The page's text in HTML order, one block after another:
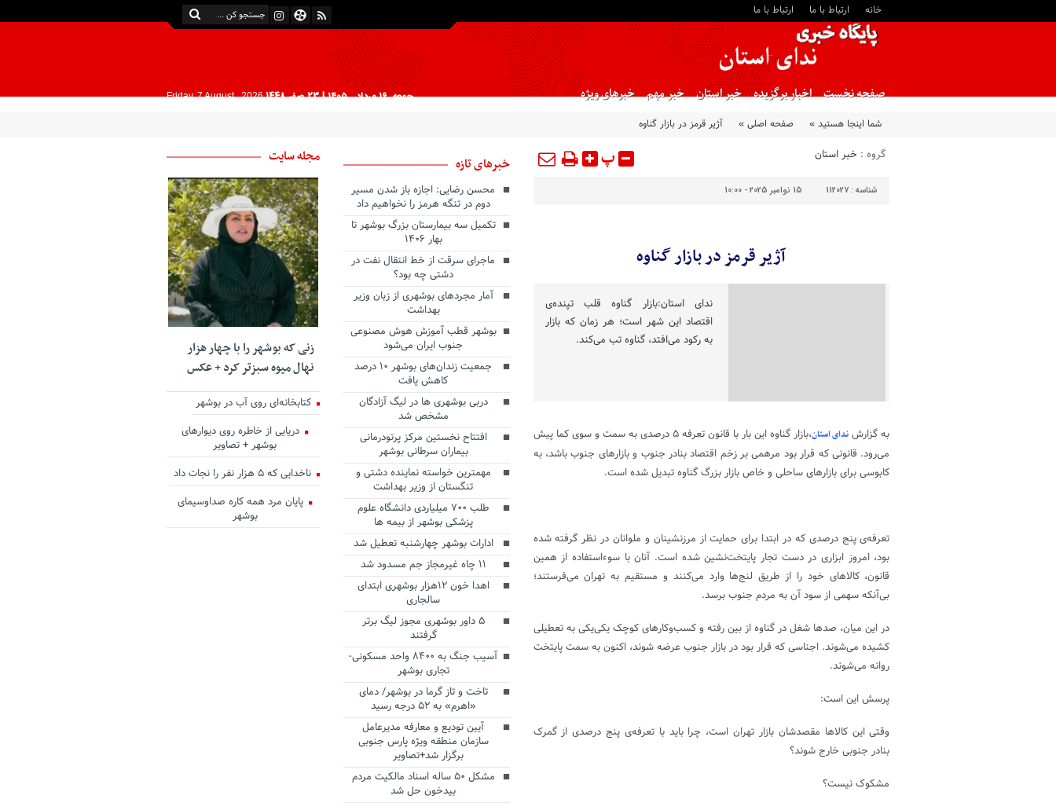
خانه ارتباط با ما ارتباط با ما
صفحه نخست اخبار برگزیده خبر استان خبر مهم خبرهای ویژه جمعه, ۱۶ مرداد , ۱۴۰۵ | 23 صفر 1448 Friday, 7 August , 2026
شما اینجا هستید » صفحه اصلی » آژیر قرمز در بازار گناوه
گروه : خبر استان پ
شناسه : 112027 15 نوامبر 2025 - 10:00
آژیر قرمز در بازار گناوه
ندای استان:بازار گناوه قلب تپنده‌ی
اقتصاد این شهر است؛ هر زمان که بازار
به رکود می‌افتد، گناوه تب می‌کند.
به گزارش ندای استان
،بازار گناوه این بار با قانون تعرفه ۵ درصدی به سمت و سوی کما پیش
می‌رود. قانونی که قرار بود مرهمی بر زخم اقتصاد بنادر جنوب و بازارهای جنوب باشد، به
کابوسی برای بازارهای ساحلی و خاص بازار بزرگ گناوه تبدیل شده است.
تعرفه‌ی پنج درصدی که در ابتدا برای حمایت از مرزنشینان و ملوانان در نظر گرفته شده
بود، امروز ابزاری در دست تجار پایتخت‌نشین شده است. آنان با سوءاستفاده از همین
قانون، کالاهای خود را از طریق لنج‌ها وارد می‌کنند و مستقیم به تهران می‌فرستند؛
بی‌آنکه سهمی از سود آن به مردم جنوب برسد.
در این میان، صدها شغل در گناوه از بین رفته و کسب‌وکارهای کوچک یکی‌یکی به تعطیلی
کشیده می‌شوند. اجناسی که قرار بود در بازار جنوب عرضه شوند، اکنون به سمت پایتخت
روانه می‌شوند.
پرسش این است:
وقتی این کالاها مقصدشان بازار تهران است، چرا باید با تعرفه‌ی پنج درصدی از گمرک
بنادر جنوبی خارج شوند؟
مشکوک نیست؟
خبرهای تازه
محسن رضایی: اجازه باز شدن مسیر
دوم در تنگه هرمز را نخواهیم داد
تکمیل سه بیمارستان بزرگ بوشهر تا
بهار ۱۴۰۶
ماجرای سرقت از خط انتقال نفت در
دشتی چه بود؟
آمار مجردهای بوشهری از زبان وزیر
بهداشت
بوشهر قطب آموزش هوش مصنوعی
جنوب ایران می‌شود
جمعیت زندان‌های بوشهر ۱۰ درصد
کاهش یافت
دربی بوشهری ها در لیگ آزادگان
مشخص شد
افتتاح نخستین مرکز پرتودرمانی
بیماران سرطانی بوشهر
مهمترین خواسته نماینده دشتی و
تنگستان از وزیر بهداشت
طلب ۷۰۰ میلیاردی دانشگاه علوم
پزشکی بوشهر از بیمه ها
ادارات بوشهر چهارشنبه تعطیل شد
۱۱ چاه غیرمجاز جم مسدود شد
اهدا خون ۱۲هزار بوشهری ابتدای
سالجاری
۵ داور بوشهری مجوز لیگ برتر
گرفتند
آسیب جنگ به ۸۴۰۰ واحد مسکونی-
تجاری بوشهر
تاخت و تاز گرما در بوشهر/ دمای
«اهرم» به ۵۲ درجه رسید
آیین تودیع و معارفه مدیرعامل
سازمان منطقه ویژه پارس جنوبی
برگزار شد+تصاویر
مشکل ۵۰ ساله اسناد مالکیت مردم
بیدخون حل شد
مجله سایت
زنی که بوشهر را با چهار هزار
نهال میوه سبزتر کرد + عکس
کتابخانه‌ای روی آب در بوشهر
دریایی از خاطره روی دیوارهای
بوشهر + تصاویر
ناخدایی که ۵ هزار نفر را نجات داد
پایان مرد همه کاره صداوسیمای
بوشهر